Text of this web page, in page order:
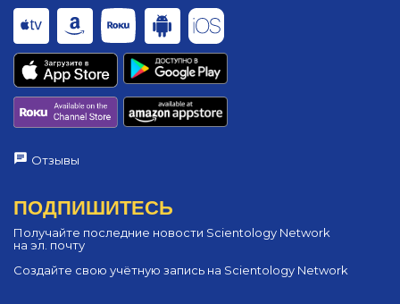
Отзывы
ПОДПИШИТЕСЬ
Получайте последние новости Scientology Network
на эл. почту
Создайте свою учётную запись на Scientology Network